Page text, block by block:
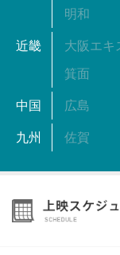
明和
近畿 大阪エキ
箕面
中国 広島
九州 佐賀